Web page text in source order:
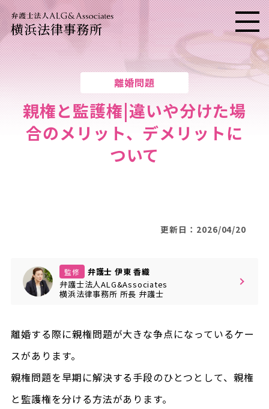
横浜法律事務所 メニ
離婚問題
親権と監護権|違いや分けた場
合のメリット、デメリットに
ついて
更新日：2026/04/20
監修
弁護士 伊東 香織
弁護士法人ALG&Associates
横浜法律事務所 所長 弁護士
離婚する際に親権問題が大きな争点になっているケー
スがあります。
親権問題を早期に解決する手段のひとつとして、親権
と監護権を分ける方法があります。